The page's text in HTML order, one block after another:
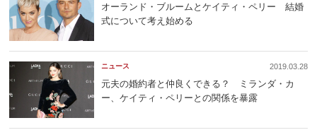
オーランド・ブルームとケイティ・ペリー 結婚
式について考え始める
ニュース 2019.03.28
元夫の婚約者と仲良くできる？ ミランダ・カ
ー、ケイティ・ペリーとの関係を暴露